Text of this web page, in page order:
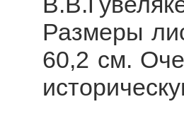
Размеры
60,2 см.